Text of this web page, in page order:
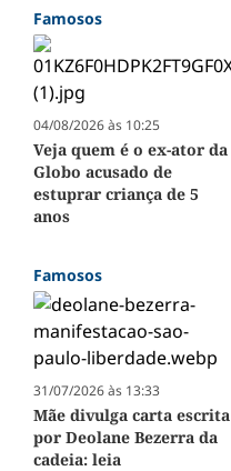
Famosos
04/08/2026 às 10:25
Veja quem é o ex-ator da
Globo acusado de
estuprar criança de 5
anos
Famosos
31/07/2026 às 13:33
Mãe divulga carta escrita
por Deolane Bezerra da
cadeia: leia